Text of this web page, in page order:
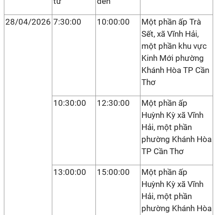
28/04/2026 7:30:00 10:00:00
Một phần ấp Trà
Sết, xã Vĩnh Hải,
một phần khu vực
Kinh Mới phường
Khánh Hòa TP Cần
Thơ
10:30:00 12:30:00
Một phần ấp
Huỳnh Kỳ xã Vĩnh
Hải, một phần
phường Khánh Hòa
TP Cần Thơ
13:00:00 15:00:00
Một phần ấp
Huỳnh Kỳ xã Vĩnh
Hải, một phần
phường Khánh Hòa